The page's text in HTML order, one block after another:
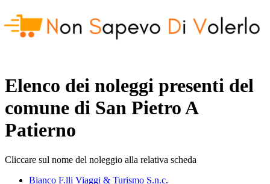
Elenco dei noleggi presenti del
comune di San Pietro A
Patierno
Cliccare sul nome del noleggio alla relativa scheda
Bianco F.lli Viaggi & Turismo S.n.c.